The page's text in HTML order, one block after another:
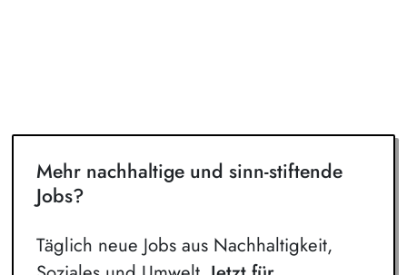
Mehr nachhaltige und sinn-stiftende
Jobs?
Täglich neue Jobs aus Nachhaltigkeit,